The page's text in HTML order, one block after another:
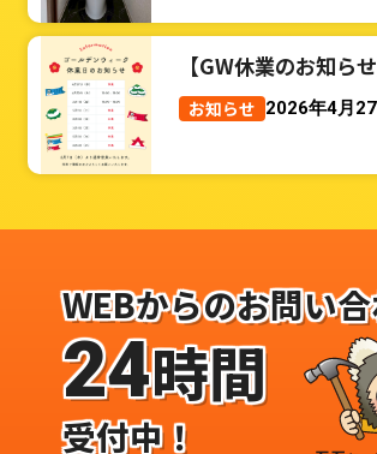
【GW休業のお知らせ
お知らせ 2026年4月27
WEBからのお問い
24時間
受付中！